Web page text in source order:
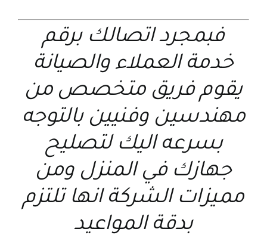
فبمجرد اتصالك برقم
خدمة العملاء والصيانة
يقوم فريق متخصص من
مهندسين وفنيين بالتوجه
بسرعه اليك لتصليح
جهازك في المنزل ومن
مميزات الشركة انها تلتزم
بدقة المواعيد